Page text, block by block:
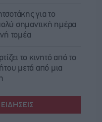
για το
σημαντική ημέρα
τομέα
το κινητό από το
μετά από μια